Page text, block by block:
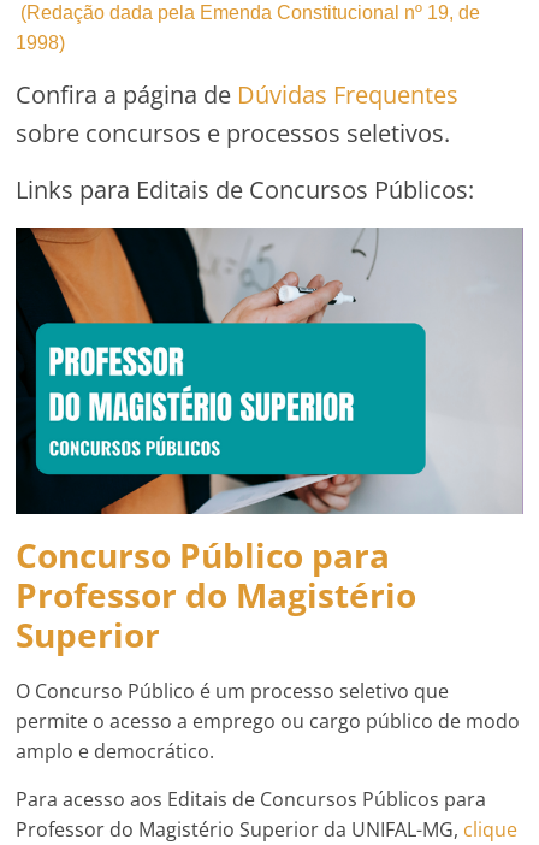
(Redação dada pela Emenda Constitucional nº 19, de
1998)
Confira a página de Dúvidas Frequentes
sobre concursos e processos seletivos.
Links para Editais de Concursos Públicos:
Concurso Público para
Professor do Magistério
Superior
O Concurso Público é um processo seletivo que
permite o acesso a emprego ou cargo público de modo
amplo e democrático.
Para acesso aos Editais de Concursos Públicos para
Professor do Magistério Superior da UNIFAL-MG, clique